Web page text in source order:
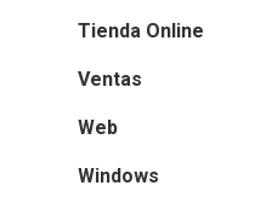
Tienda Online
Ventas
Web
Windows